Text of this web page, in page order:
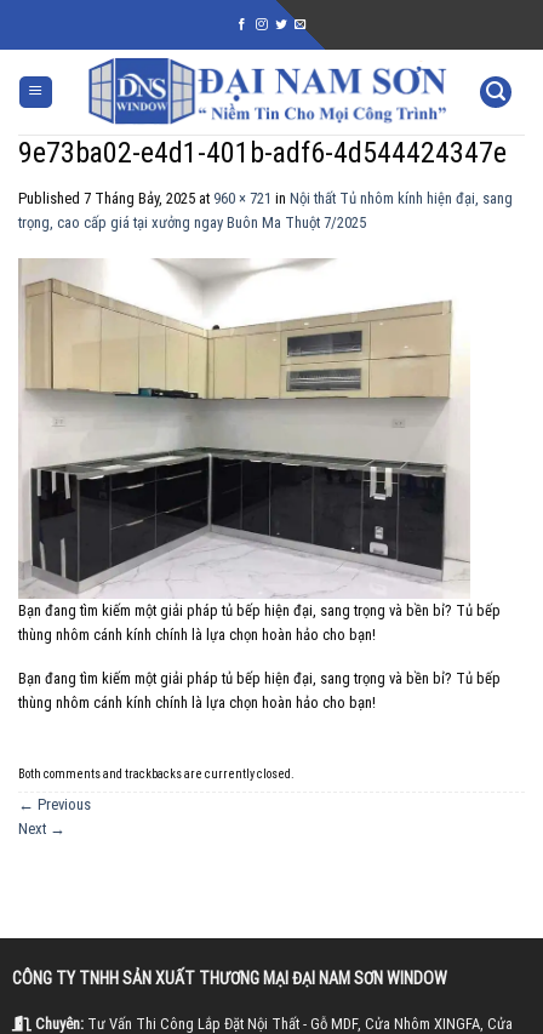
9e73ba02-e4d1-401b-adf6-4d544424347e
Published 7 Tháng Bảy, 2025 at 960 × 721 in Nội thất Tủ nhôm kính hiện đại, sang
trọng, cao cấp giá tại xưởng ngay Buôn Ma Thuột 7/2025
Bạn đang tìm kiếm một giải pháp tủ bếp hiện đại, sang trọng và bền bỉ? Tủ bếp
thùng nhôm cánh kính chính là lựa chọn hoàn hảo cho bạn!
Bạn đang tìm kiếm một giải pháp tủ bếp hiện đại, sang trọng và bền bỉ? Tủ bếp
thùng nhôm cánh kính chính là lựa chọn hoàn hảo cho bạn!
Both comments and trackbacks are currently closed.
← Previous
Next →
CÔNG TY TNHH SẢN XUẤT THƯƠNG MẠI ĐẠI NAM SƠN WINDOW
Chuyên:Tư Vấn Thi Công Lắp Đặt Nội Thất - Gỗ MDF, Cửa Nhôm XINGFA, Cửa